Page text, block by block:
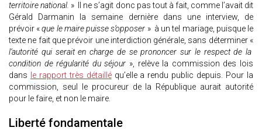
territoire national. » Il ne s’agit donc pas tout à fait, comme l’avait dit
Gérald Darmanin la semaine dernière dans une interview, de
prévoir «que le maire puisse s’opposer » à un tel mariage, puisque le
texte ne fait que prévoir une interdiction générale, sans déterminer «
l’autorité qui serait en charge de se prononcer sur le respect de la
condition de régularité du séjour », relève la commission des lois
dans
le rapport très détailléqu’elle a rendu public depuis. Pour la
commission, seul le procureur de la République aurait autorité
pour le faire, et non le maire.
Liberté fondamentale